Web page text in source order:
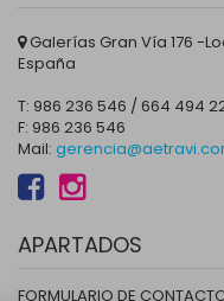
Galerías Gran Vía 176 -
España
T: 986 236 546 / 664 494
F: 986 236 546
Mail:
APARTADOS
FORMULARIO DE